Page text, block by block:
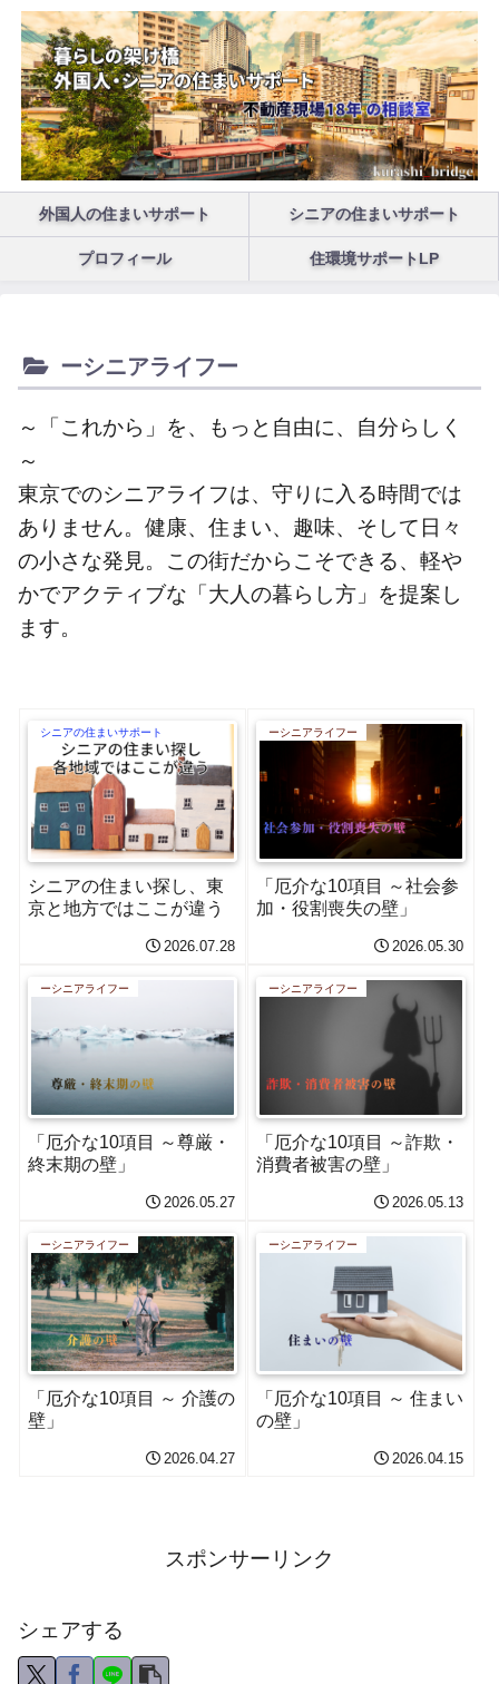
外国人の住まいサポート シニアの住まいサポート
プロフィール 住環境サポートLP
ーシニアライフー
～「これから」を、もっと自由に、自分らしく
～
東京でのシニアライフは、守りに入る時間では
ありません。健康、住まい、趣味、そして日々
の小さな発見。この街だからこそできる、軽や
かでアクティブな「大人の暮らし方」を提案し
ます。
シニアの住まいサポート
シニアの住まい探し、東
京と地方ではここが違う
2026.07.28
ーシニアライフー
「厄介な10項目 ～社会参
加・役割喪失の壁」
2026.05.30
ーシニアライフー
「厄介な10項目 ～尊厳・
終末期の壁」
2026.05.27
ーシニアライフー
「厄介な10項目 ～詐欺・
消費者被害の壁」
2026.05.13
ーシニアライフー
「厄介な10項目 ～ 介護の
壁」
2026.04.27
ーシニアライフー
「厄介な10項目 ～ 住まい
の壁」
2026.04.15
スポンサーリンク
シェアする